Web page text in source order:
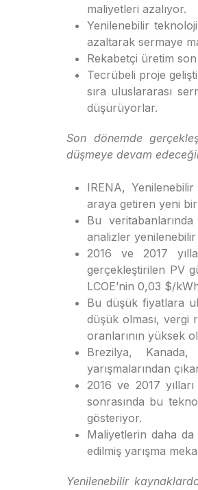
maliyetleri azalıyor.
Yenilenebilir
azaltarak sermaye
Rekabetçi üretim
Tecrübeli proje
sıra uluslararası
düşürüyorlar.
Son dönemde
düşmeye devam
IRENA,
araya getiren yeni bir
Bu
analizler
2016 ve 2017
gerçekleştirilen PV
LCOE’nin 0,03 $/
Bu düşük fiyatlara
düşük olması, vergi
oranlarının yüksek
Brezilya,
yarışmalarından
2016 ve 2017
sonrasında bu
gösteriyor.
Maliyetlerin daha
edilmiş yarışma
Yenilenebilir